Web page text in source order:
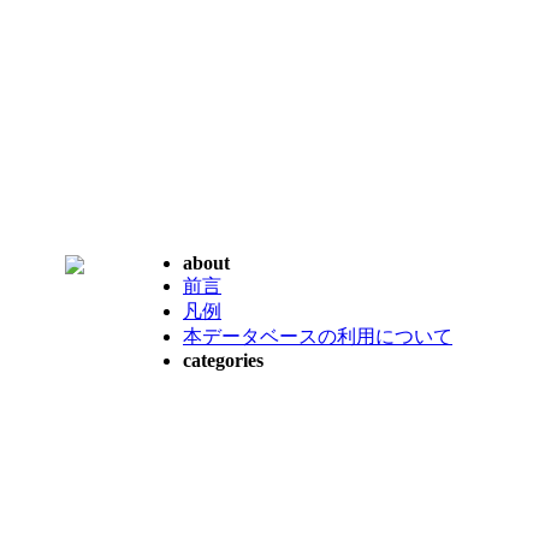
about
前言
凡例
本データベースの利用について
categories